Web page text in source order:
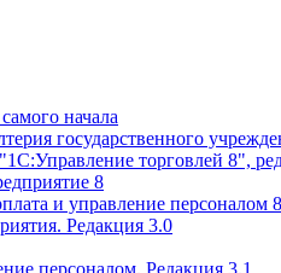
начала
государственного
торговлей 8",
8
и управление персоналом
Редакция 3.0
персоналом. Редакция 3.1